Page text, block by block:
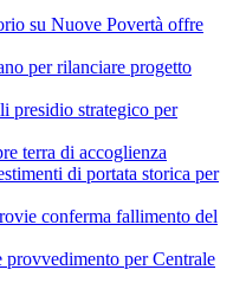
su Nuove Povertà offre
per rilanciare progetto
presidio strategico per
terra di accoglienza
di portata storica per
conferma fallimento del
provvedimento per Centrale